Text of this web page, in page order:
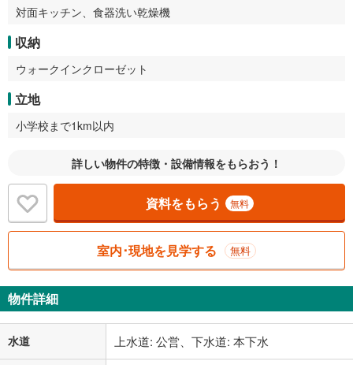
対面キッチン、食器洗い乾燥機
収納
ウォークインクローゼット
立地
小学校まで1km以内
詳しい物件の特徴・設備情報をもらおう！
資料をもらう 無料
室内･現地を見学する 無料
物件詳細
水道 上水道: 公営、下水道: 本下水